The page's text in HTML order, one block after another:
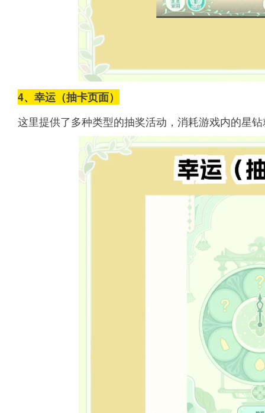
4、幸运（抽卡页面）
这里提供了多种类型的抽奖活动，消耗游戏内的星